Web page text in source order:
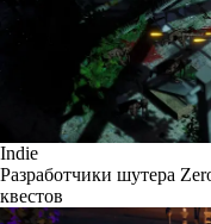
Indie
Разработчики шутера
квестов